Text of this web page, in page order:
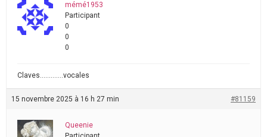
mémé1953
Participant
0
0
0
Claves………….vocales
15 novembre 2025 à 16 h 27 min #81159
Queenie